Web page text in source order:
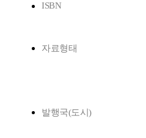
ISBN
자료형태
발행국(도시)